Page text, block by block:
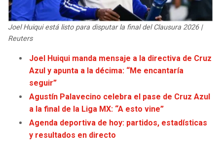
JAGUARS
COWBOYS
GIANTS
EAGLES
WIZARDS
CLIPPERS
LAKERS
SUNS
Joel Huiqui está listo para disputar la final del Clausura 2026 |
Reuters
Joel Huiqui manda mensaje a la directiva de Cruz
Azul y apunta a la décima: “Me encantaría
seguir”
Agustín Palavecino celebra el pase de Cruz Azul
a la final de la Liga MX: “A esto vine”
Agenda deportiva de hoy: partidos, estadísticas
y resultados en directo